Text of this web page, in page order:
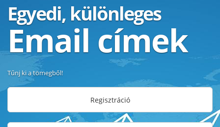
Egyedi, különleges
Email címek
Tűnj ki a tömegből!
Regisztráció